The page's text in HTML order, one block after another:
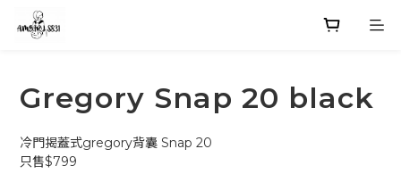
Gregory Snap 20 black
冷門揭蓋式gregory背囊 Snap 20
只售$799